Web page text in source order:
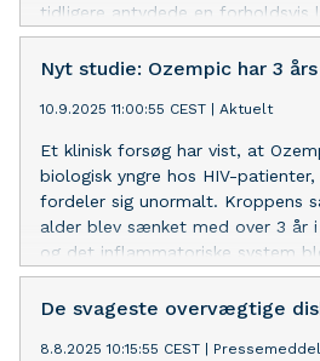
tidligere antydede en forholdsvis
Nyt studie: Ozempic har 3
10.9.2025 11:00:55 CEST Aktuelt
Et klinisk forsøg har vist, at
biologisk yngre hos HIV-
fordeler sig unormalt. Kroppens
alder blev sænket med over 3 år i
og det inflammatoriske system
år forsinket.
De svageste overvægtige
8.8.2025 10:15:55 CEST